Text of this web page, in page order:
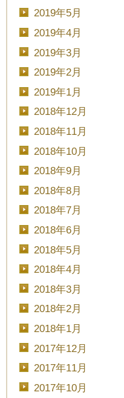
2019年5月
2019年4月
2019年3月
2019年2月
2019年1月
2018年12月
2018年11月
2018年10月
2018年9月
2018年8月
2018年7月
2018年6月
2018年5月
2018年4月
2018年3月
2018年2月
2018年1月
2017年12月
2017年11月
2017年10月